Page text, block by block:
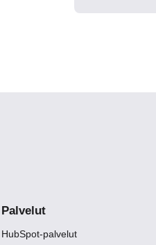
Palvelut
HubSpot-palvelut